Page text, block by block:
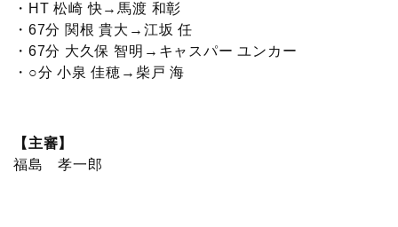
・HT 松崎 快→馬渡 和彰
・67分 関根 貴大→江坂 任
・67分 大久保 智明→キャスパー ユンカー
・○分 小泉 佳穂→柴戸 海
【主審】
福島 孝一郎